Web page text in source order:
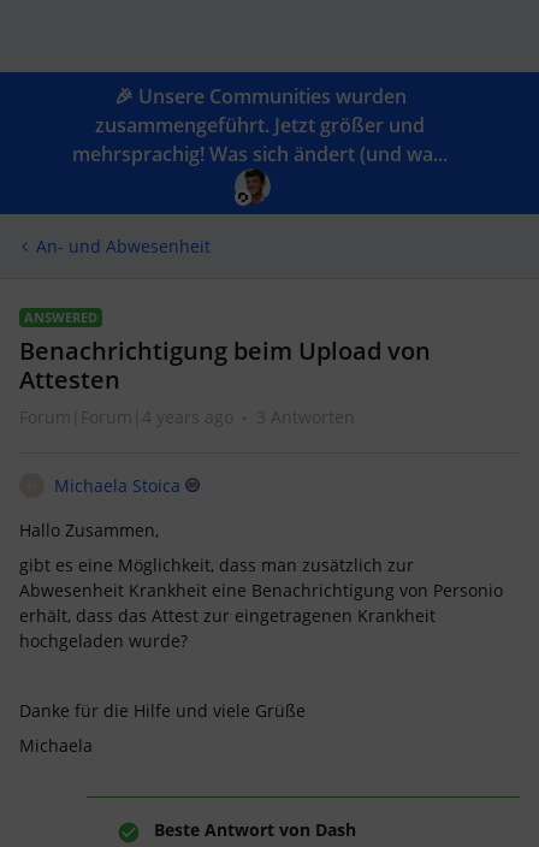
🎉 Unsere Communities wurden
zusammengeführt. Jetzt größer und
mehrsprachig! Was sich ändert (und wa...
An- und Abwesenheit
ANSWERED
Benachrichtigung beim Upload von
Attesten
Forum|Forum|4 years ago 3 Antworten
Michaela Stoica
Hallo Zusammen,
gibt es eine Möglichkeit, dass man zusätzlich zur
Abwesenheit Krankheit eine Benachrichtigung von Personio
erhält, dass das Attest zur eingetragenen Krankheit
hochgeladen wurde?
Danke für die Hilfe und viele Grüße
Michaela
Beste Antwort von Dash